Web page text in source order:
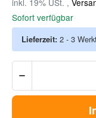
Sofort verfügbar
Lieferzeit: 2 - 3